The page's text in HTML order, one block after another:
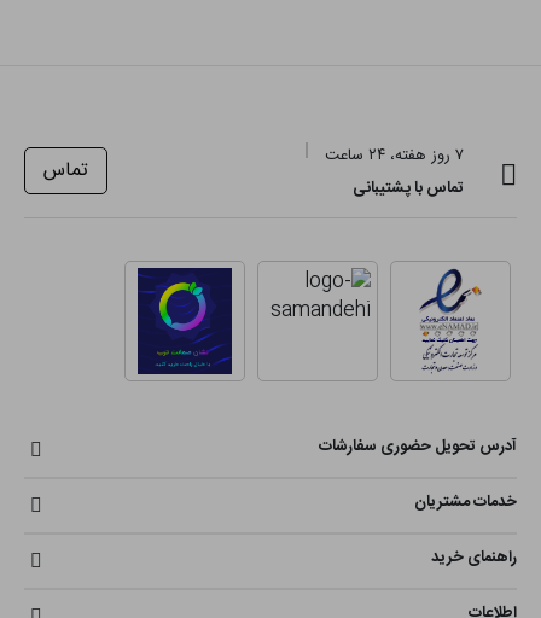
۷ روز هفته، ۲۴ ساعت
تماس با پشتیبانی
تماس
آدرس تحویل حضوری سفارشات
خدمات مشتریان
راهنمای خرید
اطلاعات